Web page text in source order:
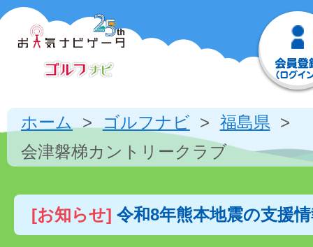
ホーム ゴルフナビ
福島県
会津磐梯カントリークラブ
[お知らせ] 令和8年熊本地震の支援